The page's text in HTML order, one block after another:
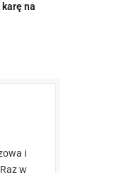
karę na
i
w